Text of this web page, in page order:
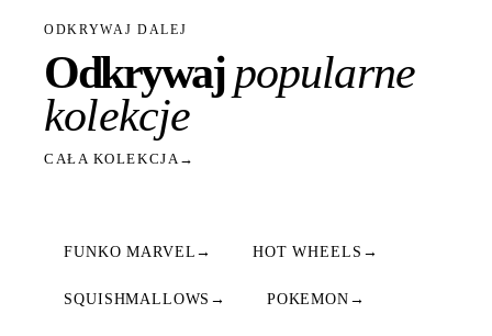
ODKRYWAJ DALEJ
Odkrywajpopularne
kolekcje
CAŁA KOLEKCJA →
FUNKO MARVEL → HOT WHEELS →
SQUISHMALLOWS → POKEMON →